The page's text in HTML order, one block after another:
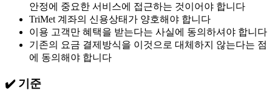
안정에 중요한 서비스에 접근하는 것이어야 합니다
TriMet 계좌의 신용상태가 양호해야 합니다
이용 고객만 혜택을 받는다는 사실에 동의하셔야 합니다
기존의 요금 결제방식을 이것으로 대체하지 않는다는 점
에 동의해야 합니다
✔️ 기준